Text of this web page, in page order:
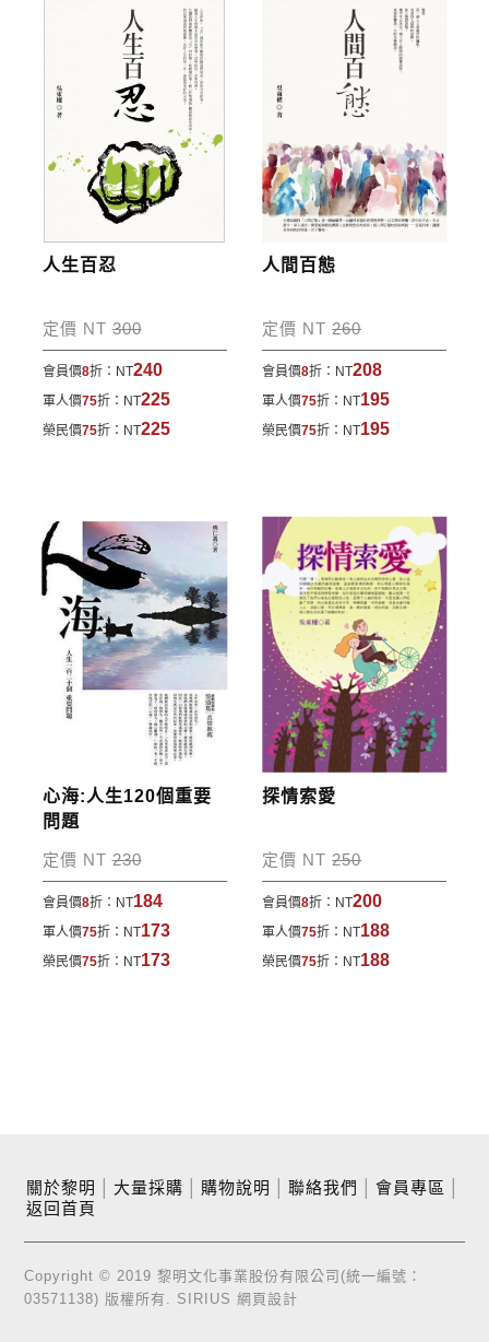
善行，分別叙述。他認為，「善」的落實，最重要在
劃撥單，匯款者大名請填寫跟訂購者大名一致，以利
步驟4
完成訂購
訂購完成後，可至會員專區查詢「我的訂單」，查詢
訂單處理的狀態。
運費說明:
包裹運送，一律免運費；899元以下須自付80元運
費。外文書籍將由專人估價
，訂購後48小時內回覆運
寄送說明:
付款完成後，本公司將於七日內以郵寄方式寄送到您
所指定的地點。
人生百忍
定價 NT300
會員價8折： NT240
軍人價75折： NT225
榮民價75折： NT225
人間百態
定價 NT260
會員價8折： NT208
軍人價75折： NT195
榮民價75折： NT195
心海:人生120個重要
問題
定價 NT230
會員價8折： NT184
軍人價75折： NT173
榮民價75折： NT173
探情索愛
定價 NT250
會員價8折： NT200
軍人價75折： NT188
榮民價75折： NT188
關於黎明 大量採購 購物說明 聯絡我們 會員專區
返回首頁
Copyright © 2019 黎明文化事業股份有限公司(統一編號：
03571138) 版權所有. SIRIUS 網頁設計